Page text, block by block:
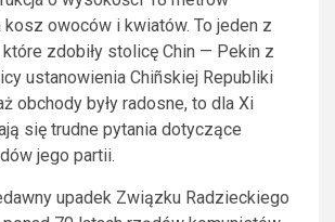
kosz owoców i kwiatów. To jeden z
zdobiły stolicę Chin — Pekin z
ustanowienia Chiñskiej Republiki
obchody były radosne, to dla Xi
się trudne pytania dotyczące
jego partii.
upadek Związku Radzieckiego